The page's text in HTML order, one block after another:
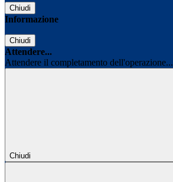
Chiudi
Informazione
Chiudi
Attendere...
Attendere il completamento dell'operazione...
Chiudi